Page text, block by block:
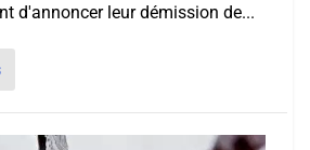
d'annoncer leur démission de...